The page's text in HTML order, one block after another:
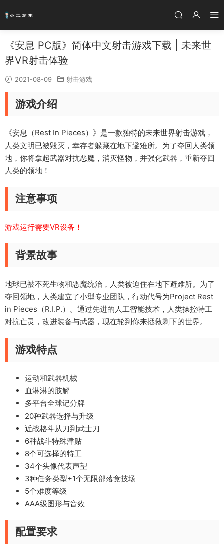
《安息 PC版》简体中文射击游戏下载 | 未来世
界VR射击体验
2021-08-09 射击游戏
游戏介绍
《安息（Rest In Pieces）》是一款独特的未来世界射击游戏，
人类文明已被毁灭，幸存者躲藏在地下避难所。为了夺回人类领
地，你将拿起武器对抗恶魔，消灭怪物，并强化武器，重新夺回
人类的领地！
注意事项
游戏运行需要VR设备！
背景故事
地球已被不死生物和恶魔统治，人类被迫住在地下避难所。为了
夺回领地，人类建立了小型专业团队，行动代号为Project Rest
in Pieces（R.I.P.）。通过先进的人工智能技术，人类操控特工
对抗亡灵，改进装备与武器，现在轮到你来拯救剩下的世界。
游戏特点
运动和武器机械
血淋淋的肢解
多平台全球记分牌
20种武器选择与升级
近战格斗从刀到武士刀
6种战斗特殊津贴
8个可选择的特工
34个头像代表声望
3种任务类型+1个无限部落竞技场
5个难度等级
AAA级图形与音效
配置要求